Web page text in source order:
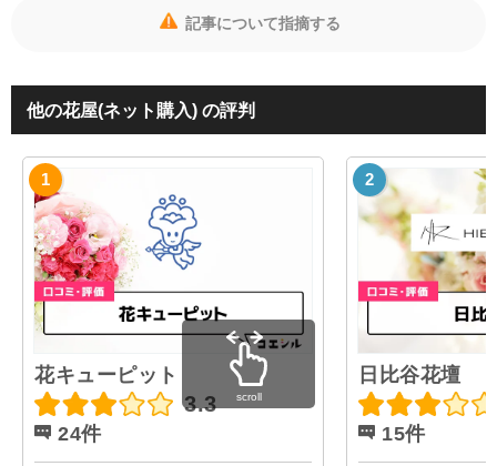
記事について指摘する
他の花屋(ネット購入) の評判
花キューピット
3.3
24件
日比谷花壇
15件
scroll